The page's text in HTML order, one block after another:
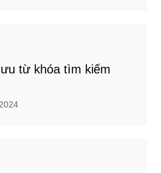
từ khóa tìm kiếm